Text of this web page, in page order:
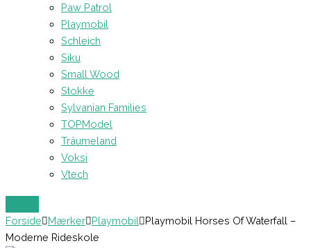
Paw Patrol
Playmobil
Schleich
Siku
Small Wood
Stokke
Sylvanian Families
TOPModel
Träumeland
Voksi
Vtech
Forside Mærker Playmobil
Playmobil Horses Of Waterfall –
Moderne Rideskole